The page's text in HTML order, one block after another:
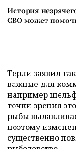
История
СВО может
Терли заявил
важные для
например
точки зрения
рыбы
поэтому
существенно